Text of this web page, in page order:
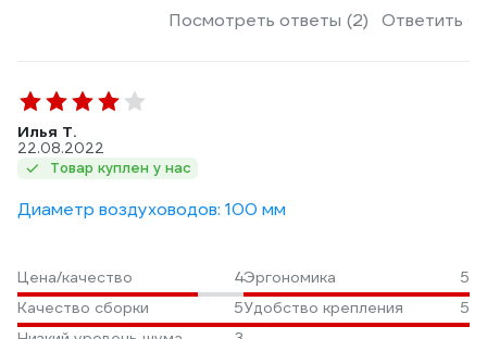
Посмотреть ответы (2) Ответить
Илья Т.
22.08.2022
Товар куплен у нас
Диаметр воздуховодов: 100 мм
Цена/качество 4Эргономика
5
Качество сборки
5Удобство крепления
5